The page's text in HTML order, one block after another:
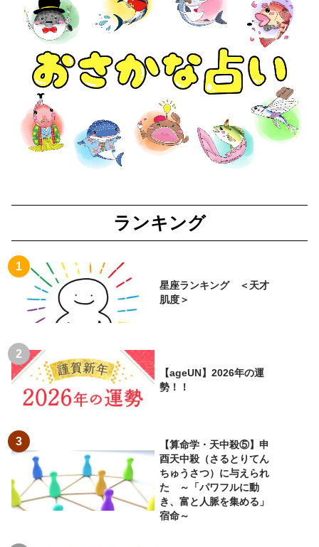
ランキング
星座ランキング ＜天才
肌度＞
【ageUN】2026年の運
勢！！
【算命学・天中殺⑤】申
酉天中殺（さるとりてん
ちゅうさつ）に与えられ
た ～「パワフルに動
き、富と人脈を集める」
宿命～